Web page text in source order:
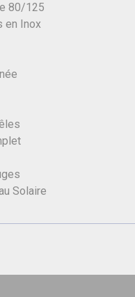
80/125
en Inox
Solaire